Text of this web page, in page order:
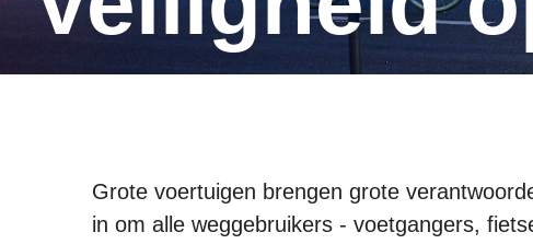
Grote voertuigen brengen grote
in om alle weggebruikers - voetgangers,